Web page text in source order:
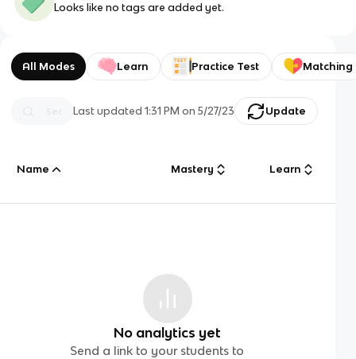
Looks like no tags are added yet.
All Modes Learn Practice Test Matching
Last updated1:31 PM on 5/27/23 Update
Name Mastery Learn
No analytics yet
Send a link to your students to